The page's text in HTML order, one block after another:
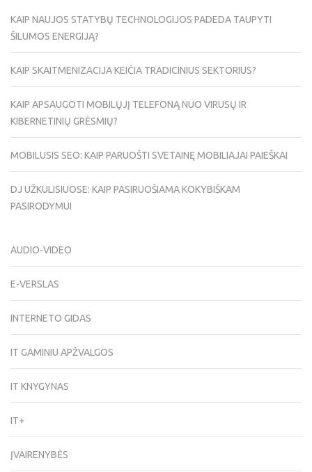
KAIP NAUJOS STATYBŲ TECHNOLOGIJOS PADEDA TAUPYTI
ŠILUMOS ENERGIJĄ?
KAIP SKAITMENIZACIJA KEIČIA TRADICINIUS SEKTORIUS?
KAIP APSAUGOTI MOBILŲJĮ TELEFONĄ NUO VIRUSŲ IR
KIBERNETINIŲ GRĖSMIŲ?
MOBILUSIS SEO: KAIP PARUOŠTI SVETAINĘ MOBILIAJAI PAIEŠKAI
DJ UŽKULISIUOSE: KAIP PASIRUOŠIAMA KOKYBIŠKAM
PASIRODYMUI
AUDIO-VIDEO
E-VERSLAS
INTERNETO GIDAS
IT GAMINIU APŽVALGOS
IT KNYGYNAS
IT+
ĮVAIRENYBĖS